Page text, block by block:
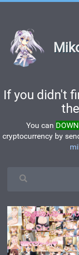
If you didn't
the
You can
cryptocurrency by